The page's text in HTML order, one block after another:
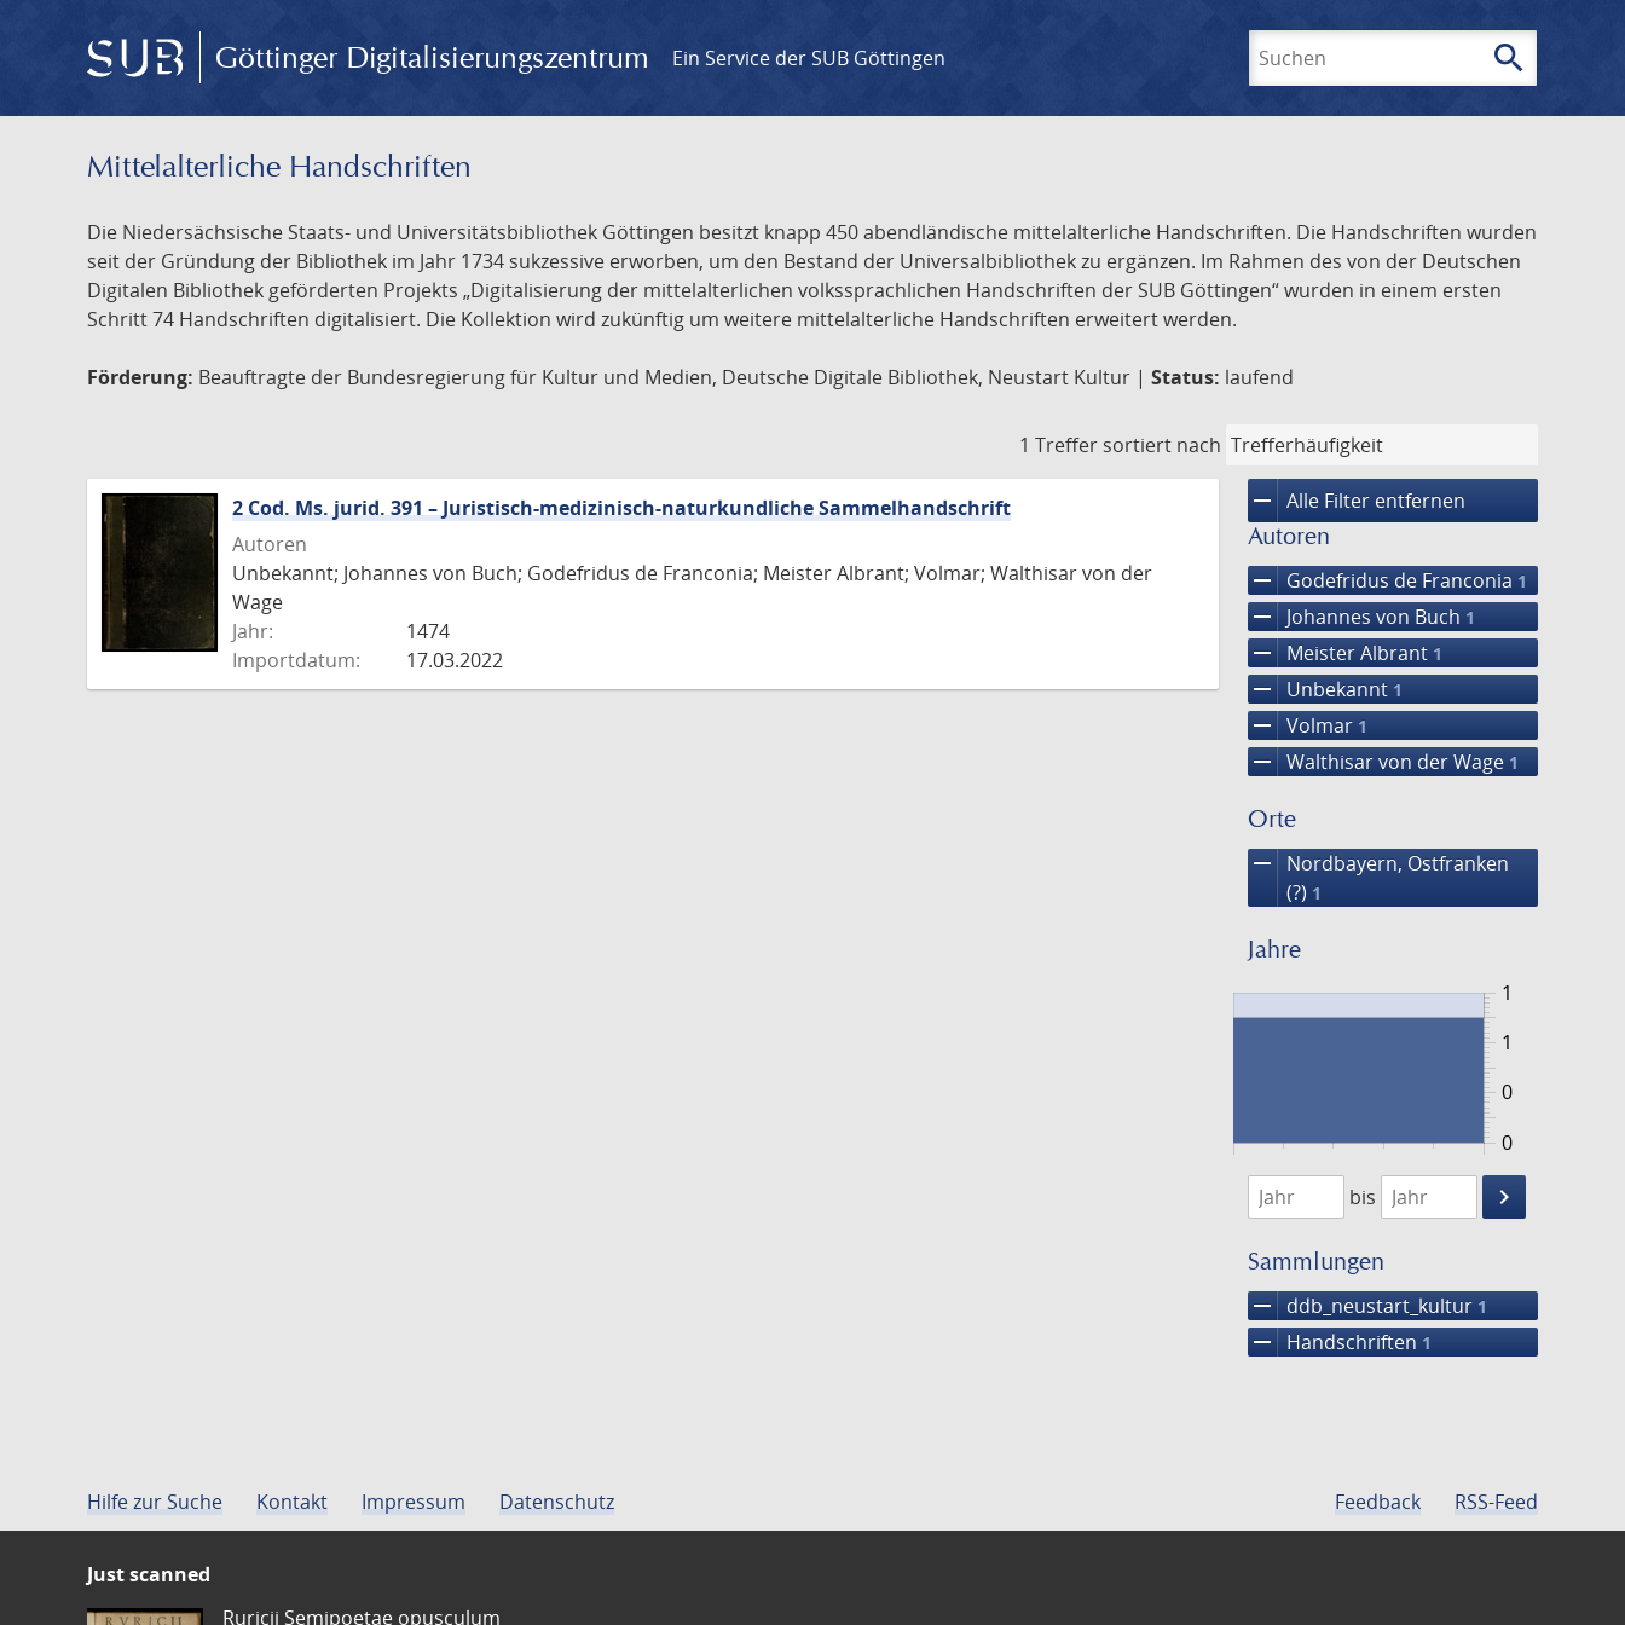
Göttinger Digitalisierungszentrum Ein Service der SUB Göttingen search
Mittelalterliche Handschriften
Die Niedersächsische Staats- und Universitätsbibliothek Göttingen besitzt knapp 450 abendländische mittelalterliche Handschriften. Die Handschriften wurden
seit der Gründung der Bibliothek im Jahr 1734 sukzessive erworben, um den Bestand der Universalbibliothek zu ergänzen. Im Rahmen des von der Deutschen
Digitalen Bibliothek geförderten Projekts „Digitalisierung der mittelalterlichen volkssprachlichen Handschriften der SUB Göttingen“ wurden in einem ersten
Schritt 74 Handschriften digitalisiert. Die Kollektion wird zukünftig um weitere mittelalterliche Handschriften erweitert werden.
Förderung: Beauftragte der Bundesregierung für Kultur und Medien, Deutsche Digitale Bibliothek, Neustart Kultur | Status: laufend
1 Treffer sortiert nach
remove Alle Filter entfernen
Autoren
remove Godefridus de Franconia 1
remove Johannes von Buch 1
remove Meister Albrant 1
remove Unbekannt 1
remove Volmar 1
remove Walthisar von der Wage 1
Orte
remove
Nordbayern, Ostfranken
(?) 1
Jahre
0
1
0
1
1474
1475
bis
keyboard_arrow_right
Suche
Sammlungen
remove ddb_neustart_kultur 1
remove Handschriften 1
2 Cod. Ms. jurid. 391 – Juristisch-medizinisch-naturkundliche Sammelhandschrift
Autoren
Unbekannt; Johannes von Buch; Godefridus de Franconia; Meister Albrant; Volmar; Walthisar von der
Wage
Jahr:
1474
Importdatum:
17.03.2022
Hilfe zur Suche Kontakt Impressum Datenschutz Feedback RSS-Feed
Just scanned
Ruricii Semipoetae opusculum